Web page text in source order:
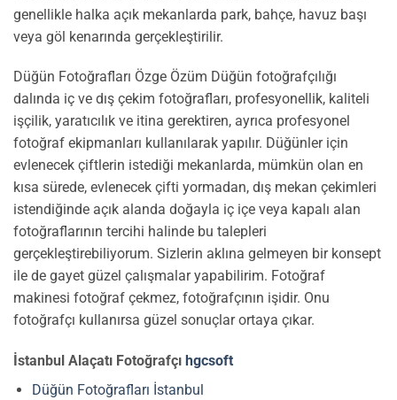
genellikle halka açık mekanlarda park, bahçe, havuz başı
veya göl kenarında gerçekleştirilir.
Düğün Fotoğrafları Özge Özüm Düğün fotoğrafçılığı
dalında iç ve dış çekim fotoğrafları, profesyonellik, kaliteli
işçilik, yaratıcılık ve itina gerektiren, ayrıca profesyonel
fotoğraf ekipmanları kullanılarak yapılır. Düğünler için
evlenecek çiftlerin istediği mekanlarda, mümkün olan en
kısa sürede, evlenecek çifti yormadan, dış mekan çekimleri
istendiğinde açık alanda doğayla iç içe veya kapalı alan
fotoğraflarının tercihi halinde bu talepleri
gerçekleştirebiliyorum. Sizlerin aklına gelmeyen bir konsept
ile de gayet güzel çalışmalar yapabilirim. Fotoğraf
makinesi fotoğraf çekmez, fotoğrafçının işidir. Onu
fotoğrafçı kullanırsa güzel sonuçlar ortaya çıkar.
İstanbul Alaçatı Fotoğrafçı hgcsoft
Düğün Fotoğrafları İstanbul